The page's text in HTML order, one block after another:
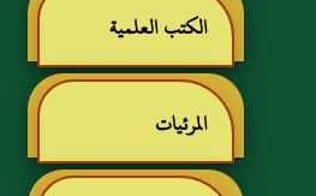
الكتب العلمية
المرئيات